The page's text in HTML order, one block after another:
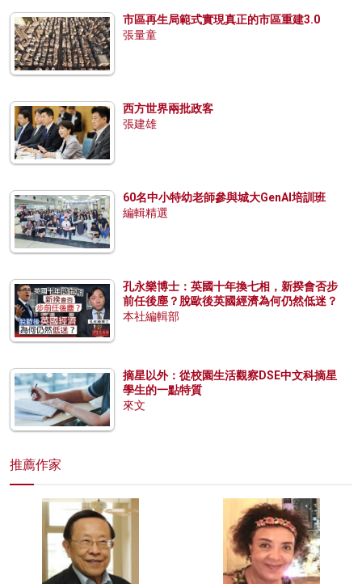
市區再生局範式實現真正的市區重建3.0
張量童
西方世界兩批政客
張建雄
60名中小特幼老師參與城大GenAI培訓班
編輯精選
孔永樂博士：英國十年換七相，新揆會否步
前任後塵？脫歐後英國經濟為何仍然低迷？
本社編輯部
摘星以外：從校園生活觀察DSE中文科摘星
學生的一點特質
來文
推薦作家